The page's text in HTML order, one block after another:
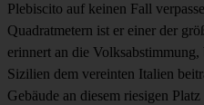
Plebiscito auf keinen Fall
Quadratmetern ist er einer der
erinnert an die
Sizilien dem vereinten Italien
Gebäude an diesem riesigen